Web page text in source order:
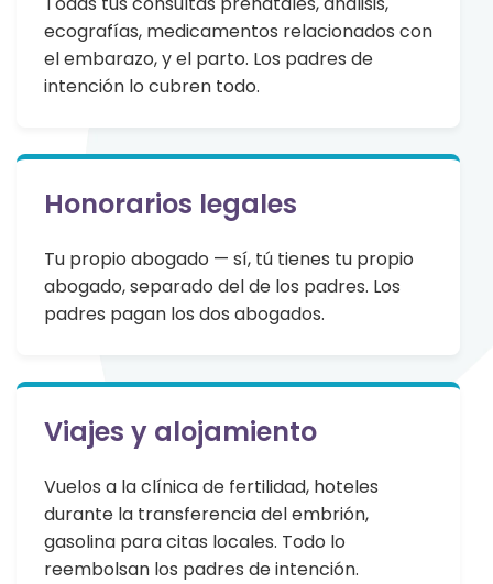
ecografías, medicamentos relacionados con
el embarazo, y el parto. Los padres de
intención lo cubren todo.
Honorarios legales
Tu propio abogado — sí, tú tienes tu propio
abogado, separado del de los padres. Los
padres pagan los dos abogados.
Viajes y alojamiento
Vuelos a la clínica de fertilidad, hoteles
durante la transferencia del embrión,
gasolina para citas locales. Todo lo
reembolsan los padres de intención.